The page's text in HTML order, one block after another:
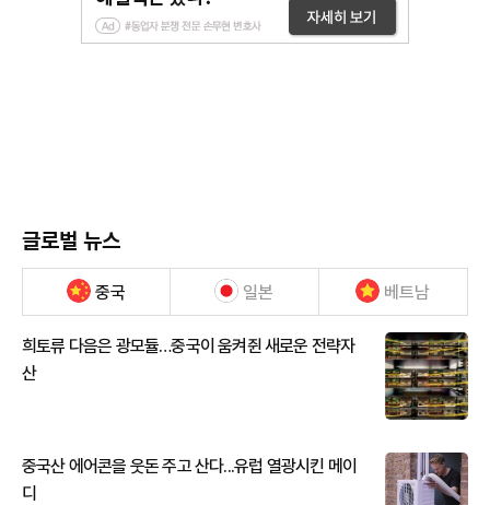
글로벌 뉴스
중국 일본 베트남
희토류 다음은 광모듈…중국이 움켜쥔 새로운 전략자
산
중국산 에어콘을 웃돈 주고 산다...유럽 열광시킨 메이
디